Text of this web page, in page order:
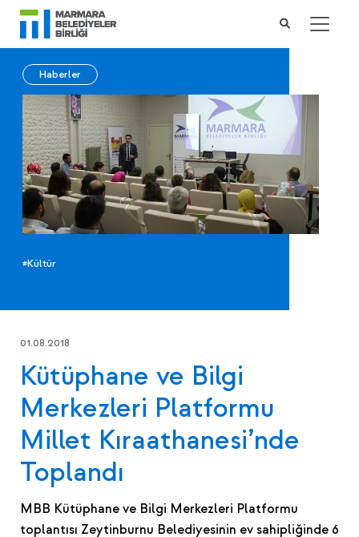
Haberler
#Kültür
01.08.2018
Kütüphane ve Bilgi
Merkezleri Platformu
Millet Kıraathanesi’nde
Toplandı
MBB Kütüphane ve Bilgi Merkezleri Platformu
toplantısı Zeytinburnu Belediyesinin ev sahipliğinde 6